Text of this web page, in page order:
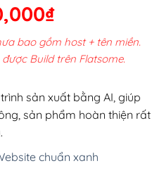
₫Giá
hiện
tại
200,000₫.
bao gồm host + tên miền.
Build trên Flatsome.
sản xuất bằng AI, giúp
sản phẩm hoàn thiện rất
chuẩn xanh